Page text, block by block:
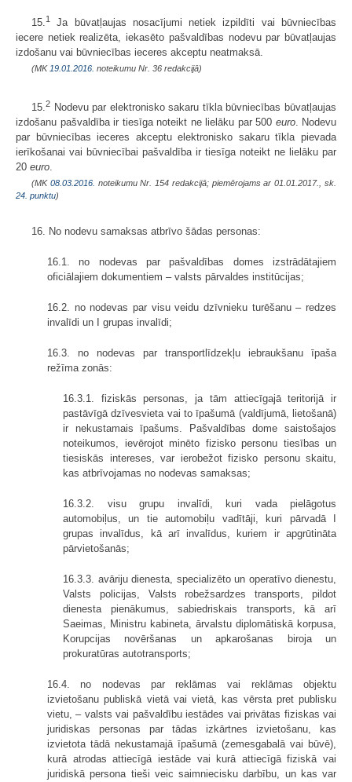
15. 1
Ja būvatļaujas nosacījumi netiek izpildīti vai būvniecības
iecere netiek realizēta, iekasēto pašvaldības nodevu par būvatļaujas
izdošanu vai būvniecības ieceres akceptu neatmaksā.
(MK 19.01.2016. noteikumu Nr. 36 redakcijā)
15.2 Nodevu par elektronisko sakaru tīkla būvniecības būvatļaujas
izdošanu pašvaldība ir tiesīga noteikt ne lielāku par 500 euro. Nodevu
par būvniecības ieceres akceptu elektronisko sakaru tīkla pievada
ierīkošanai vai būvniecībai pašvaldība ir tiesīga noteikt ne lielāku par
20 euro.
(MK 08.03.2016. noteikumu Nr. 154 redakcijā; piemērojams ar 01.01.2017., sk.
24. punktu)
16. No nodevu samaksas atbrīvo šādas personas:
16.1. no nodevas par pašvaldības domes izstrādātajiem
oficiālajiem dokumentiem – valsts pārvaldes institūcijas;
16.2. no nodevas par visu veidu dzīvnieku turēšanu – redzes
invalīdi un I grupas invalīdi;
16.3. no nodevas par transportlīdzekļu iebraukšanu īpaša
režīma zonās:
16.3.1. fiziskās personas, ja tām attiecīgajā teritorijā ir
pastāvīgā dzīves­vieta vai to īpašumā (valdījumā, lietošanā)
ir nekustamais īpašums. Pašvaldības dome saistošajos
noteikumos, ievērojot minēto fizisko personu tiesības un
tie­sis­kās intereses, var ierobežot fizisko personu skaitu,
kas atbrīvojamas no nodevas samaksas;
16.3.2. visu grupu invalīdi, kuri vada pielāgotus
automobiļus, un tie auto­mobiļu vadītāji, kuri pārvadā I
grupas invalīdus, kā arī invalīdus, kuriem ir ap­grūtināta
pārvietošanās;
16.3.3. avāriju dienesta, specializēto un operatīvo dienestu,
Valsts poli­cijas, Valsts robežsardzes transports, pildot
dienesta pienākumus, sabiedriskais transports, kā arī
Saeimas, Ministru kabineta, ārvalstu diplomātiskā korpusa,
Korupcijas novēršanas un apkarošanas biroja un
prokuratūras autotransports;
16.4. no nodevas par reklāmas vai reklāmas objektu
izvietošanu publiskā vietā vai vietā, kas vērsta pret publisku
vietu, – valsts vai pašvaldību iestādes vai privātas fiziskas vai
juridiskas personas par tādas izkārtnes izvietošanu, kas
izvietota tādā nekustamajā īpašumā (zemesgabalā vai būvē),
kurā atrodas attiecīgā iestāde vai kurā attiecīgā fiziskā vai
juridiskā persona tieši veic saimniecisku darbību, un kas var